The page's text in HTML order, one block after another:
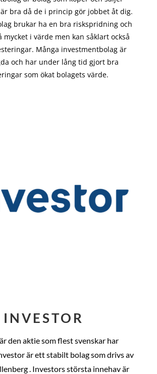
bra då de i princip görjobbet åt dig.
brukar ha en bra riskspridning och
mycket i värde men kan såklart också
Många investmentbolag är
och har under lång tid gjort bra
som ökat bolagets värde.
INVESTOR
den aktie som flest svenskar har
är ett stabilt bolag som drivs av
. Investors största innehav är